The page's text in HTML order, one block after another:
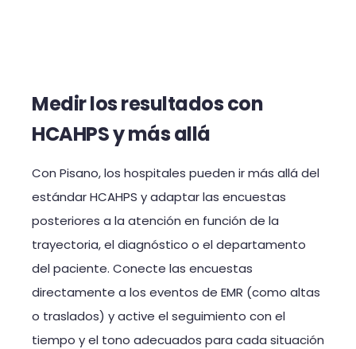
Medir los resultados con
HCAHPS y más allá
Con Pisano, los hospitales pueden ir más allá del
estándar HCAHPS y adaptar las encuestas
posteriores a la atención en función de la
trayectoria, el diagnóstico o el departamento
del paciente. Conecte las encuestas
directamente a los eventos de EMR (como altas
o traslados) y active el seguimiento con el
tiempo y el tono adecuados para cada situación